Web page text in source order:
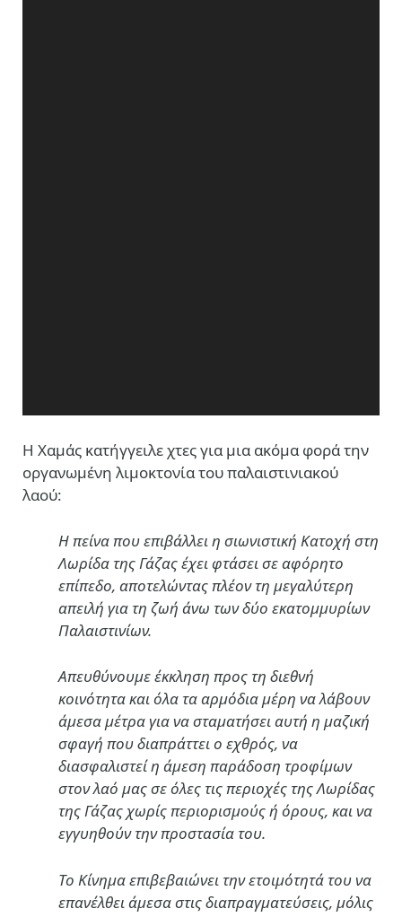
Η Χαμάς κατήγγειλε χτες για μια ακόμα φορά την
οργανωμένη λιμοκτονία του παλαιστινιακού
λαού:
Η πείνα που επιβάλλει η σιωνιστική Κατοχή στη
Λωρίδα της Γάζας έχει φτάσει σε αφόρητο
επίπεδο, αποτελώντας πλέον τη μεγαλύτερη
απειλή για τη ζωή άνω των δύο εκατομμυρίων
Παλαιστινίων.
Απευθύνουμε έκκληση προς τη διεθνή
κοινότητα και όλα τα αρμόδια μέρη να λάβουν
άμεσα μέτρα για να σταματήσει αυτή η μαζική
σφαγή που διαπράττει ο εχθρός, να
διασφαλιστεί η άμεση παράδοση τροφίμων
στον λαό μας σε όλες τις περιοχές της Λωρίδας
της Γάζας χωρίς περιορισμούς ή όρους, και να
εγγυηθούν την προστασία του.
Το Κίνημα επιβεβαιώνει την ετοιμότητά του να
επανέλθει άμεσα στις διαπραγματεύσεις, μόλις